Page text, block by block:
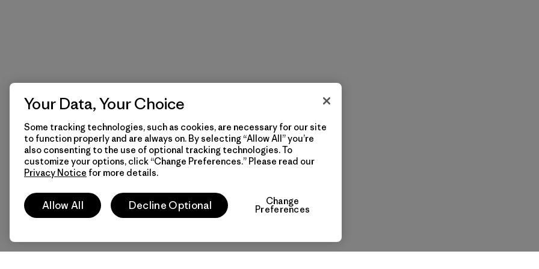
Your Data, Your Choice
Some tracking technologies, such as cookies, are necessary for our site
to function properly and are always on. By selecting “Allow All” you’re
also consenting to the use of optional tracking technologies. To
customize your options, click “Change Preferences.” Please read our
Privacy Notice for more details.
Allow All Decline Optional Change
Preferences